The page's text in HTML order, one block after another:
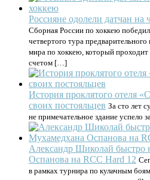
Россияне одолели датчан
Сборная России по хоккею
четвертого тура
мира по хоккею, который проходит
счетом […]
История проклятого отеля
своих постояльцев За сто лет
не примечательное здание успело
Александр Шиколай быстро
Оспанова на RCC Hard 12
в рамках турнира по кулачным